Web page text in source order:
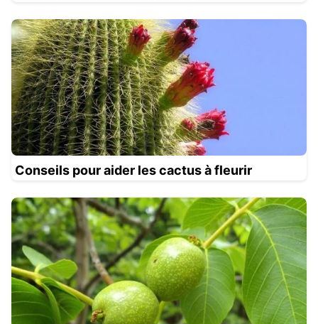
Conseils pour aider les cactus à fleurir